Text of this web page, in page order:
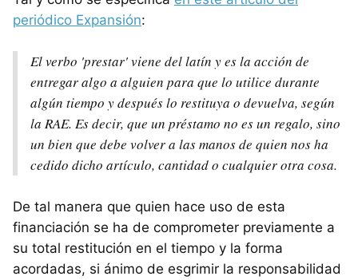
periódico Expansión:
El verbo 'prestar' viene del latín y es la acción de
entregar algo a alguien para que lo utilice durante
algún tiempo y después lo restituya o devuelva, según
la RAE. Es decir, que un préstamo no es un regalo, sino
un bien que debe volver a las manos de quien nos ha
cedido dicho artículo, cantidad o cualquier otra cosa.
De tal manera que quien hace uso de esta
financiación se ha de comprometer previamente a
su total restitución en el tiempo y la forma
acordadas, si ánimo de esgrimir la responsabilidad